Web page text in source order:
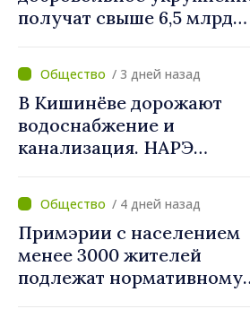
получат свыше 6,5 млрд
«Правительство
предоставляет примэриям,
которые добровольно
объединяются,
беспрецедентный
/ 3 дней назад
В Кишинёве дорожают
водоснабжение и
канализация. НАРЭ
/ 4 дней назад
Примэрии с населением
менее 3000 жителей
подлежат нормативному